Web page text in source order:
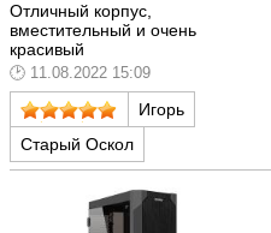
Отличный корпус,
вместительный и очень
красивый
11.08.2022 15:09
Игорь
Старый Оскол